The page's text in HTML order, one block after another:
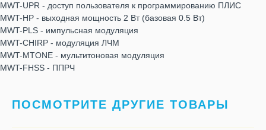
MWT-UPR - доступ пользователя к программированию ПЛИС
MWT-HP - выходная мощность 2 Вт (базовая 0.5 Вт)
MWT-PLS - импульсная модуляция
MWT-CHIRP - модуляция ЛЧМ
MWT-MTONE - мультитоновая модуляция
MWT-FHSS - ППРЧ
ПОСМОТРИТЕ ДРУГИЕ ТОВАРЫ